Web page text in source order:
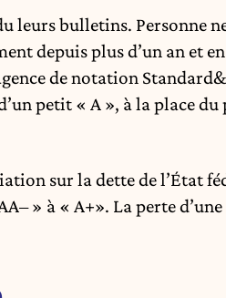
leurs bulletins. Personne
depuis plus d’un an et
de notation
petit « A », à la place du
sur la dette de l’État
» à « A+». La perte